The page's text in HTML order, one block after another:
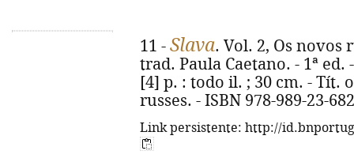
11 - Slava. Vol. 2, Os novos
trad. Paula Caetano. - 1ª ed.
[4] p. : todo il. ; 30 cm. - Tít.
russes. - ISBN 978-989-23-
Link persistente: http://